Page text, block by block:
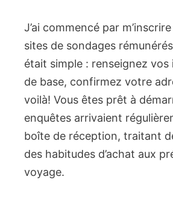
J’ai commencé par
sites de sondages
était simple : renseignez
de base, confirmez votre
voilà! Vous êtes prêt à
enquêtes arrivaient
boîte de réception, traitant
des habitudes d’achat aux
voyage.